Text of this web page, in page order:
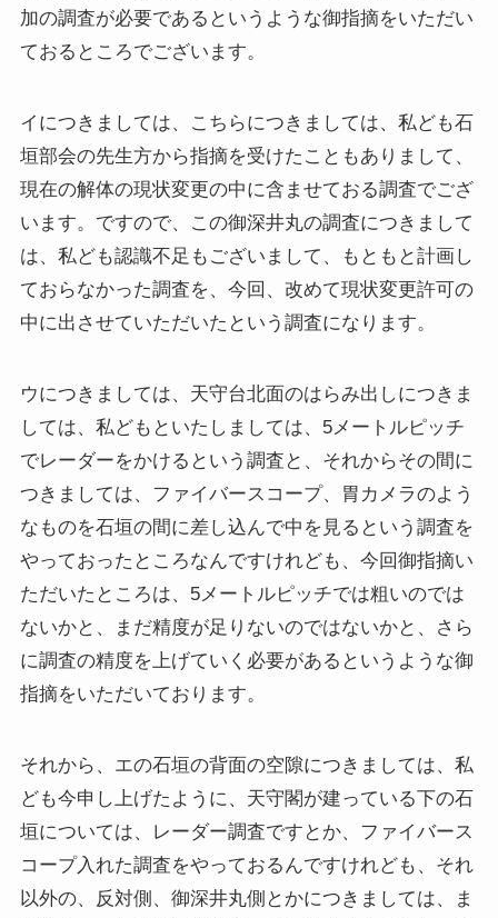
加の調査が必要であるというような御指摘をいただい
ておるところでございます。
イにつきましては、こちらにつきましては、私ども石
垣部会の先生方から指摘を受けたこともありまして、
現在の解体の現状変更の中に含ませておる調査でござ
います。ですので、この御深井丸の調査につきまして
は、私ども認識不足もございまして、もともと計画し
ておらなかった調査を、今回、改めて現状変更許可の
中に出させていただいたという調査になります。
ウにつきましては、天守台北面のはらみ出しにつきま
しては、私どもといたしましては、5メートルピッチ
でレーダーをかけるという調査と、それからその間に
つきましては、ファイバースコープ、胃カメラのよう
なものを石垣の間に差し込んで中を見るという調査を
やっておったところなんですけれども、今回御指摘い
ただいたところは、5メートルピッチでは粗いのでは
ないかと、まだ精度が足りないのではないかと、さら
に調査の精度を上げていく必要があるというような御
指摘をいただいております。
それから、エの石垣の背面の空隙につきましては、私
ども今申し上げたように、天守閣が建っている下の石
垣については、レーダー調査ですとか、ファイバース
コープ入れた調査をやっておるんですけれども、それ
以外の、反対側、御深井丸側とかにつきましては、ま